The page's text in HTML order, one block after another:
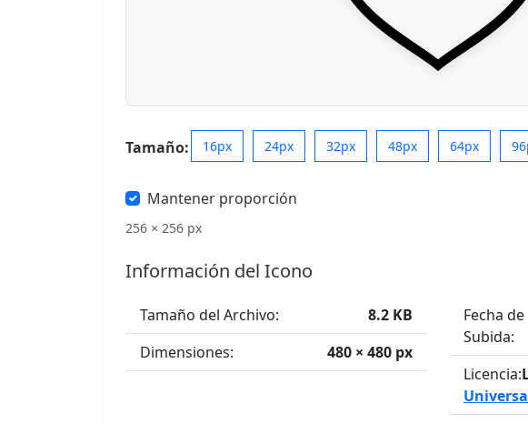
Tamaño: 16px 24px 32px 48px 64px
Mantener proporción
256 × 256 px
Información del Icono
Tamaño del Archivo:
8.2 KB
Dimensiones:
480 × 480 px
Fecha de
Subida:
Licencia: